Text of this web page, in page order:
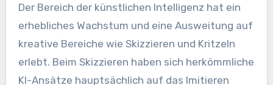
Der Bereich der künstlichen Intelligenz hat ein
erhebliches Wachstum und eine Ausweitung auf
kreative Bereiche wie Skizzieren und Kritzeln
erlebt. Beim Skizzieren haben sich herkömmliche
KI-Ansätze hauptsächlich auf das Imitieren